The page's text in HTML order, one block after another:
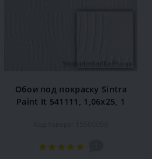
Обои под покраску Sintra
Paint It 541111, 1,06x25, 1